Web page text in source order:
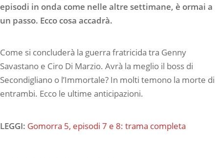
episodi in onda come nelle altre settimane, è ormai a
un passo. Ecco cosa accadrà.
Come si concluderà la guerra fratricida tra Genny
Savastano e Ciro Di Marzio. Avrà la meglio il boss di
Secondigliano o l’Immortale? In molti temono la morte di
entrambi. Ecco le ultime anticipazioni.
LEGGI: Gomorra 5, episodi 7 e 8: trama completa